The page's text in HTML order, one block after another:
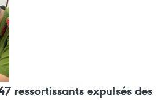
ressortissants expulsés des